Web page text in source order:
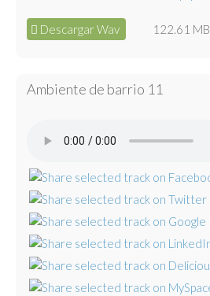
Descargar Wav 122.61 MB
Ambiente de barrio 11